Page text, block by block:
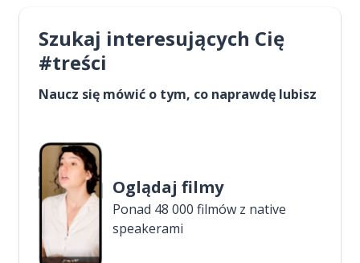
Szukaj interesujących Cię
#treści
Naucz się mówić o tym, co naprawdę lubisz
Oglądaj filmy
Ponad 48 000 filmów z native
speakerami